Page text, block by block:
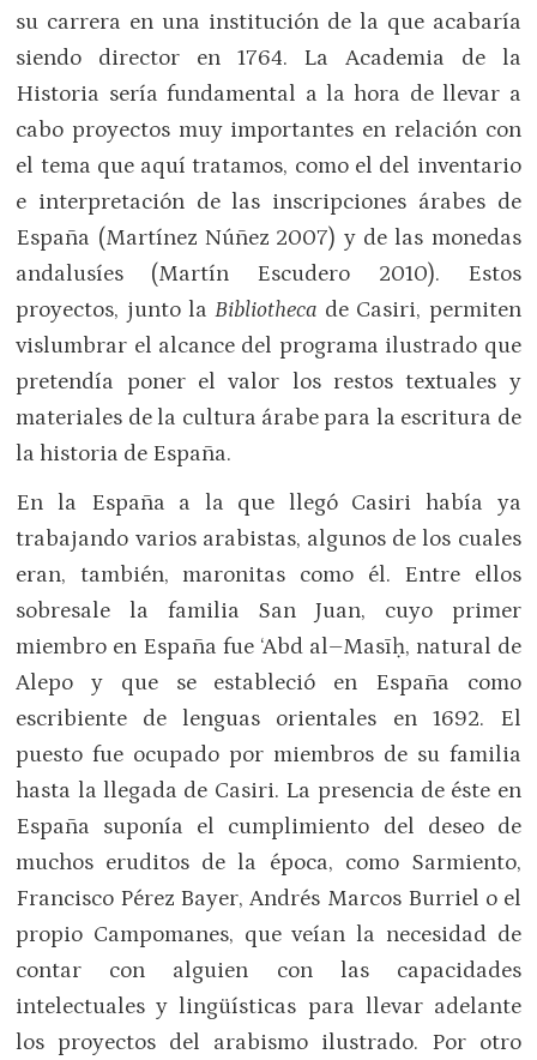
su carrera en una institución de la que acabaría
siendo director en 1764. La Academia de la
Historia sería fundamental a la hora de llevar a
cabo proyectos muy importantes en relación con
el tema que aquí tratamos, como el del inventario
e interpretación de las inscripciones árabes de
España (Martínez Núñez 2007) y de las monedas
andalusíes (Martín Escudero 2010). Estos
proyectos, junto la Bibliotheca de Casiri, permiten
vislumbrar el alcance del programa ilustrado que
pretendía poner el valor los restos textuales y
materiales de la cultura árabe para la escritura de
la historia de España.
En la España a la que llegó Casiri había ya
trabajando varios arabistas, algunos de los cuales
eran, también, maronitas como él. Entre ellos
sobresale la familia San Juan, cuyo primer
miembro en España fue ‘Abd al–Masīḥ, natural de
Alepo y que se estableció en España como
escribiente de lenguas orientales en 1692. El
puesto fue ocupado por miembros de su familia
hasta la llegada de Casiri. La presencia de éste en
España suponía el cumplimiento del deseo de
muchos eruditos de la época, como Sarmiento,
Francisco Pérez Bayer, Andrés Marcos Burriel o el
propio Campomanes, que veían la necesidad de
contar con alguien con las capacidades
intelectuales y lingüísticas para llevar adelante
los proyectos del arabismo ilustrado. Por otro